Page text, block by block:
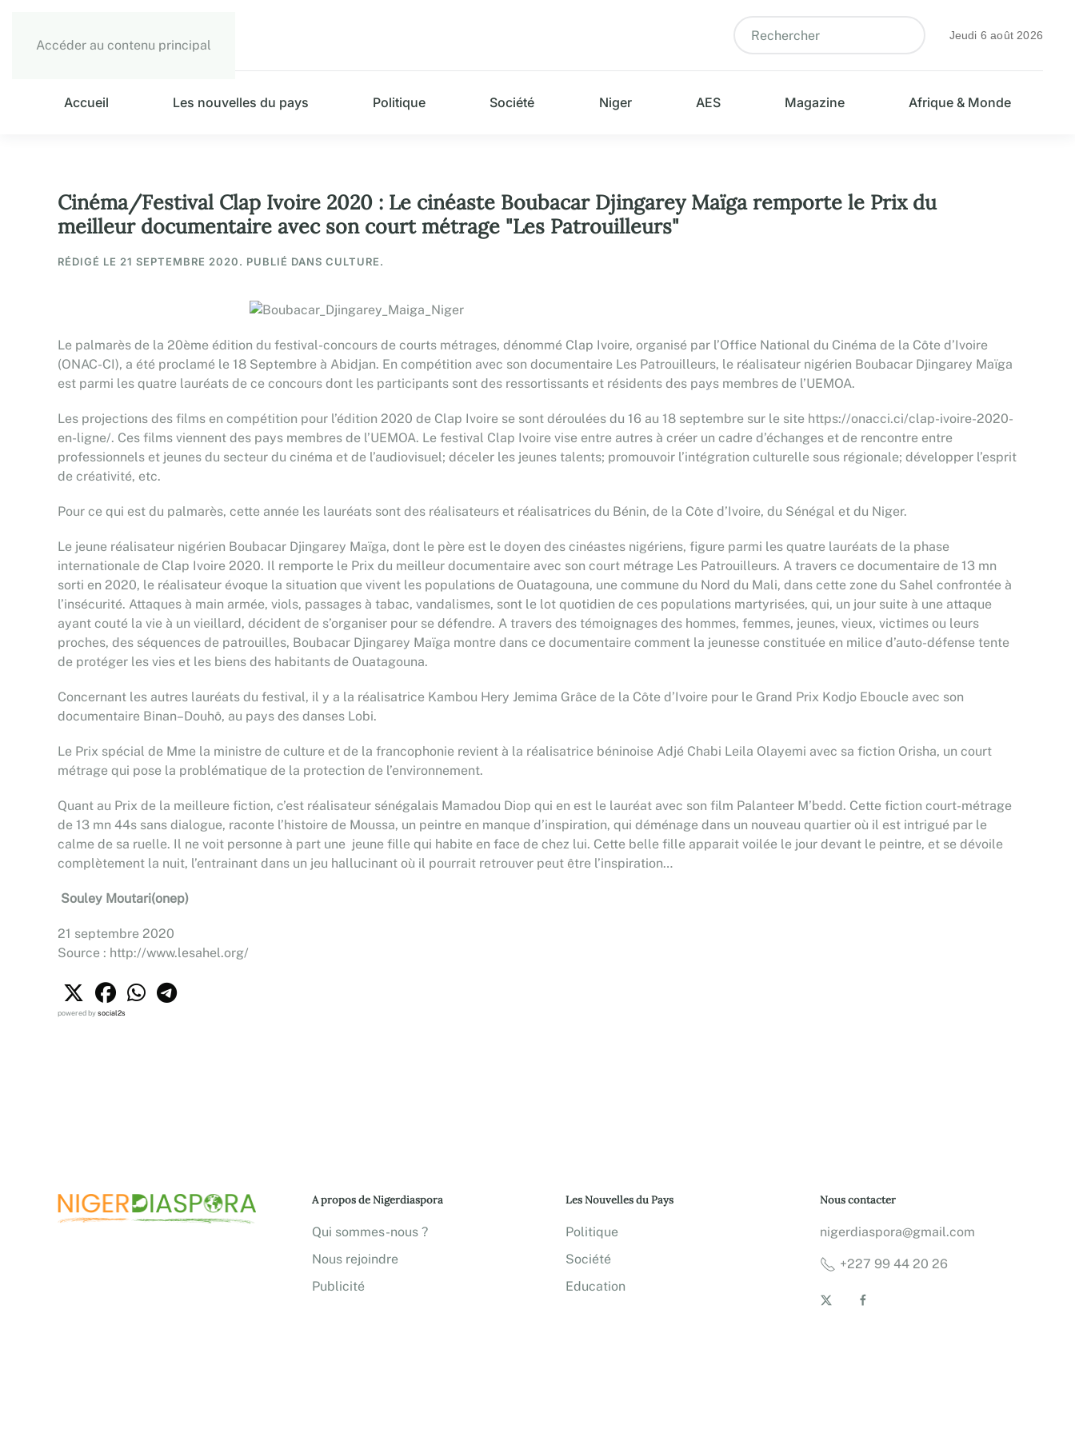
Accéder au contenu principal
Jeudi 6 août 2026
Accueil Les nouvelles du pays Politique Société Niger AES Magazine Afrique & Monde
Cinéma/Festival Clap Ivoire 2020 : Le cinéaste Boubacar Djingarey Maïga remporte le Prix du
meilleur documentaire avec son court métrage "Les Patrouilleurs"
RÉDIGÉ LE 21 SEPTEMBRE 2020. PUBLIÉ DANS CULTURE.
Le palmarès de la 20ème édition du festival-concours de courts métrages, dénommé Clap Ivoire, organisé par l’Office National du Cinéma de la Côte d’Ivoire
(ONAC-CI), a été proclamé le 18 Septembre à Abidjan. En compétition avec son documentaire Les Patrouilleurs, le réalisateur nigérien Boubacar Djingarey Maïga
est parmi les quatre lauréats de ce concours dont les participants sont des ressortissants et résidents des pays membres de l’UEMOA.
Les projections des films en compétition pour l’édition 2020 de Clap Ivoire se sont déroulées du 16 au 18 septembre sur le site https://onacci.ci/clap-ivoire-2020-
en-ligne/. Ces films viennent des pays membres de l’UEMOA. Le festival Clap Ivoire vise entre autres à créer un cadre d’échanges et de rencontre entre
professionnels et jeunes du secteur du cinéma et de l’audiovisuel; déceler les jeunes talents; promouvoir l’intégration culturelle sous régionale; développer l’esprit
de créativité, etc.
Pour ce qui est du palmarès, cette année les lauréats sont des réalisateurs et réalisatrices du Bénin, de la Côte d’Ivoire, du Sénégal et du Niger.
Le jeune réalisateur nigérien Boubacar Djingarey Maïga, dont le père est le doyen des cinéastes nigériens, figure parmi les quatre lauréats de la phase
internationale de Clap Ivoire 2020. Il remporte le Prix du meilleur documentaire avec son court métrage Les Patrouilleurs. A travers ce documentaire de 13 mn
sorti en 2020, le réalisateur évoque la situation que vivent les populations de Ouatagouna, une commune du Nord du Mali, dans cette zone du Sahel confrontée à
l’insécurité. Attaques à main armée, viols, passages à tabac, vandalismes, sont le lot quotidien de ces populations martyrisées, qui, un jour suite à une attaque
ayant couté la vie à un vieillard, décident de s’organiser pour se défendre. A travers des témoignages des hommes, femmes, jeunes, vieux, victimes ou leurs
proches, des séquences de patrouilles, Boubacar Djingarey Maïga montre dans ce documentaire comment la jeunesse constituée en milice d’auto-défense tente
de protéger les vies et les biens des habitants de Ouatagouna.
Concernant les autres lauréats du festival, il y a la réalisatrice Kambou Hery Jemima Grâce de la Côte d’Ivoire pour le Grand Prix Kodjo Eboucle avec son
documentaire Binan–Douhô, au pays des danses Lobi.
Le Prix spécial de Mme la ministre de culture et de la francophonie revient à la réalisatrice béninoise Adjé Chabi Leila Olayemi avec sa fiction Orisha, un court
métrage qui pose la problématique de la protection de l’environnement.
Quant au Prix de la meilleure fiction, c’est réalisateur sénégalais Mamadou Diop qui en est le lauréat avec son film Palanteer M’bedd. Cette fiction court-métrage
de 13 mn 44s sans dialogue, raconte l’histoire de Moussa, un peintre en manque d’inspiration, qui déménage dans un nouveau quartier où il est intrigué par le
calme de sa ruelle. Il ne voit personne à part une jeune fille qui habite en face de chez lui. Cette belle fille apparait voilée le jour devant le peintre, et se dévoile
complètement la nuit, l’entrainant dans un jeu hallucinant où il pourrait retrouver peut être l’inspiration…
Souley Moutari(onep)
21 septembre 2020
Source : http://www.lesahel.org/
powered bysocial2s
A propos de Nigerdiaspora
Qui sommes-nous ?
Nous rejoindre
Publicité
Les Nouvelles du Pays
Politique
Société
Education
Nous contacter
nigerdiaspora@gmail.com
+227 99 44 20 26